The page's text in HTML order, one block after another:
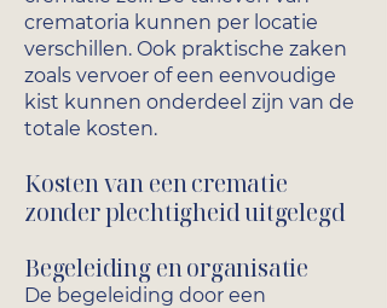
crematoria kunnen per locatie
verschillen. Ook praktische zaken
zoals vervoer of een eenvoudige
kist kunnen onderdeel zijn van de
totale kosten.
Kosten van een crematie
zonder plechtigheid uitgelegd
Begeleiding en organisatie
De begeleiding door een